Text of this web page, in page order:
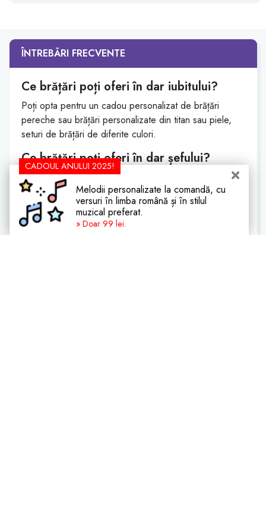
ÎNTREBĂRI FRECVENTE
Ce brățări poți oferi în dar iubitului?
Poți opta pentru un cadou personalizat de brățări
pereche sau brățări personalizate din titan sau piele,
seturi de brățări de diferite culori.
Ce brățări poți oferi în dar șefului?
Pentru astfel de ocazii poți alege un set cadou de
brățară împreună cu ceas, brățări din piele, brățări din
argint sau din pietre semiprețioase.
Ce tipuri de brățări poți oferi în dar unui
CADOUL ANULUI 2025!
Melodii personalizate la comandă, cu
versuri în limba română și în stilul
muzical preferat.
» Doar 99 lei.